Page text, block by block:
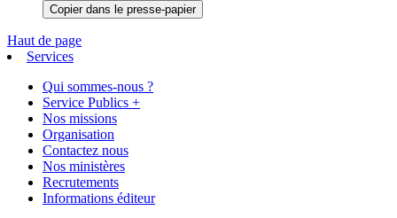
Copier dans le presse-papier
Haut de page
Services
Qui sommes-nous ?
Service Publics +
Nos missions
Organisation
Contactez nous
Nos ministères
Recrutements
Informations éditeur